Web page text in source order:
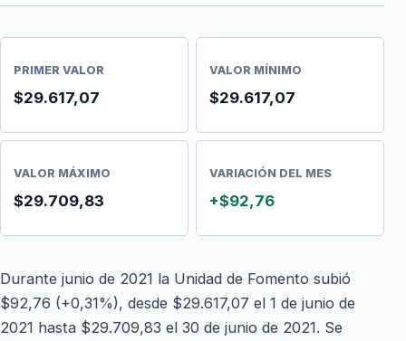
PRIMER VALOR
$29.617,07
VALOR MÍNIMO
$29.617,07
VALOR MÁXIMO
$29.709,83
VARIACIÓN DEL MES
+$92,76
Durante junio de 2021 la Unidad de Fomento subió
$92,76 (+0,31%), desde $29.617,07 el 1 de junio de
2021 hasta $29.709,83 el 30 de junio de 2021. Se